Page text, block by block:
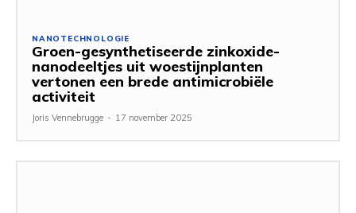
NANOTECHNOLOGIE
Groen-gesynthetiseerde zinkoxide-
nanodeeltjes uit woestijnplanten
vertonen een brede antimicrobiële
activiteit
Joris Vennebrugge - 17 november 2025